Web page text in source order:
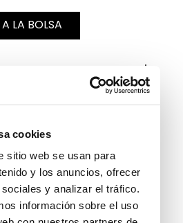
cookies
sitio web se usan para
y los anuncios, ofrecer
y analizar el tráfico.
información sobre el uso
LA BOLSA
DEVOLUCIONES